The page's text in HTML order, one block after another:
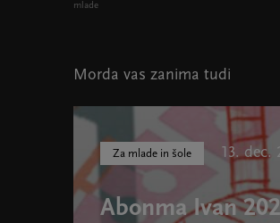
mlade
Morda vas zanima tudi
Za mlade in šole 13. dec.
Abonma Ivan